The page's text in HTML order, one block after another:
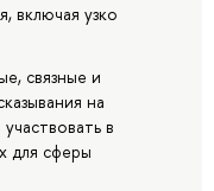
включая узко
связные и
на
в
для сферы